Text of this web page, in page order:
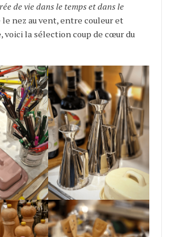
de vie dans le temps et dans le
le nez au vent, entre couleur et
voici la sélection coup de cœur du